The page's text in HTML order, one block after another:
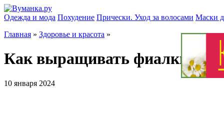
Одежда и мода Похудение Прически. Уход за волосами Маски
Главная » Здоровье и красота »
Как выращивать фиалки:
10 января 2024